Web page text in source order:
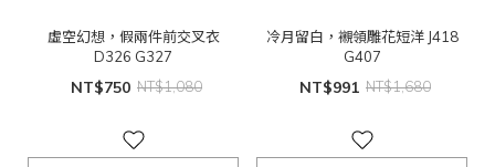
虛空幻想，假兩件前交叉衣
D326 G327
NT$750 NT$1,080
冷月留白，襯領雕花短洋 J418
G407
NT$991 NT$1,680